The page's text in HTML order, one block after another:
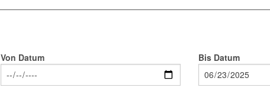
Von Datum Bis Datum